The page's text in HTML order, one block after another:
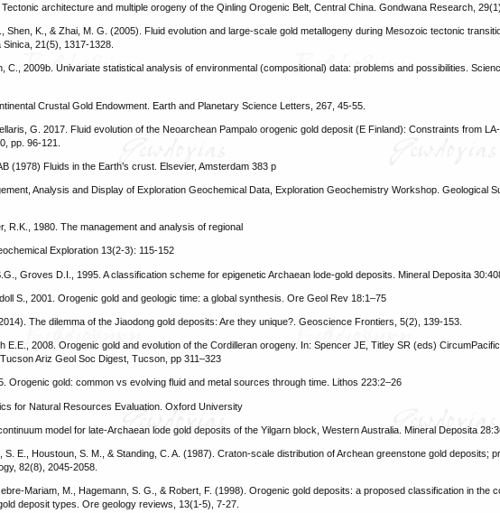
architecture and multiple orogeny of the Qinling Orogenic Belt, Central China. Gondwana Research,
Shen, K., & Zhai, M. G. (2005). Fluid evolution and large-scale gold metallogeny during Mesozoic tectonic
21(5), 1317-1328.
C., 2009b. Univariate statistical analysis of environmental (compositional) data: problems and possibilities.
Crustal Gold Endowment. Earth and Planetary Science Letters, 267, 45-55.
G. 2017. Fluid evolution of the Neoarchean Pampalo orogenic gold deposit (E Finland): Constraints from
pp. 96-121.
(1978) Fluids in the Earth’s crust. Elsevier, Amsterdam 383 p
Analysis and Display of Exploration Geochemical Data, Exploration Geochemistry Workshop. Geological
R.K., 1980. The management and analysis of regional
Exploration 13(2-3): 115-152
Groves D.I., 1995. A classification scheme for epigenetic Archaean lode-gold deposits. Mineral Deposita
S., 2001. Orogenic gold and geologic time: a global synthesis. Ore Geol Rev 18:1–75
The dilemma of the Jiaodong gold deposits: Are they unique?. Geoscience Frontiers, 5(2), 139-153.
E.E., 2008. Orogenic gold and evolution of the Cordilleran orogeny. In: Spencer JE, Titley SR (eds)
Ariz Geol Soc Digest, Tucson, pp 311–323
Orogenic gold: common vs evolving fluid and metal sources through time. Lithos 223:2–26
for Natural Resources Evaluation. Oxford University
model for late-Archaean lode gold deposits of the Yilgarn block, Western Australia. Mineral Deposita
E., Houstoun, S. M., & Standing, C. A. (1987). Craton-scale distribution of Archean greenstone gold deposits;
82(8), 2045-2058.
Mariam, M., Hagemann, S. G., & Robert, F. (1998). Orogenic gold deposits: a proposed classification in the
deposit types. Ore geology reviews, 13(1-5), 7-27.